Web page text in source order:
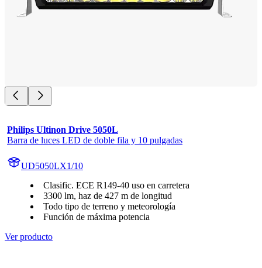
Philips Ultinon Drive 5050L
Barra de luces LED de doble fila y 10 pulgadas
UD5050LX1/10
Clasific. ECE R149-40 uso en carretera
3300 lm, haz de 427 m de longitud
Todo tipo de terreno y meteorología
Función de máxima potencia
Ver producto